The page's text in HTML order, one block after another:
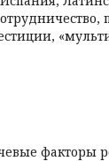
факторы